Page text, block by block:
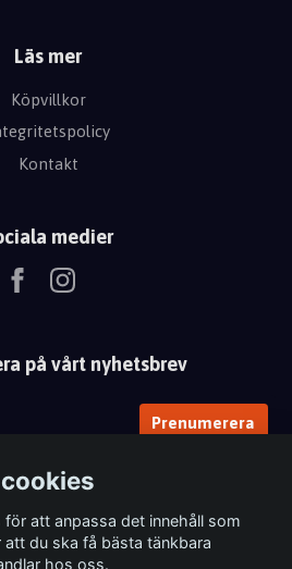
Läs mer
Köpvillkor
Kontakt
medier
på vårt nyhetsbrev
Prenumerera
att anpassa det innehåll som
du ska få bästa tänkbara
hos oss.